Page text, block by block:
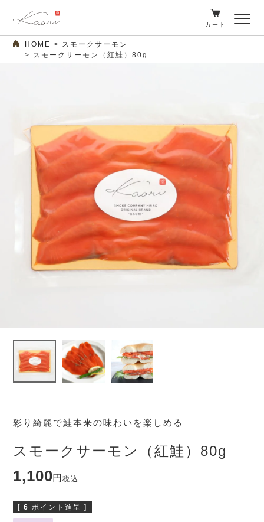
カート
HOME
スモークサーモン
スモークサーモン（紅鮭）80g
彩り綺麗で鮭本来の味わいを楽しめる
スモークサーモン（紅鮭）80g
1,100 税込
[ 6 ポイント進呈 ]